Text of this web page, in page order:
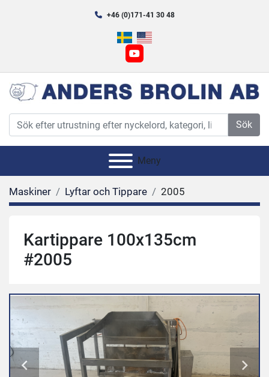
+46 (0)171-41 30 48
youtube
Sök
Meny
Maskiner Lyftar och Tippare 2005
Kartippare 100x135cm
#2005